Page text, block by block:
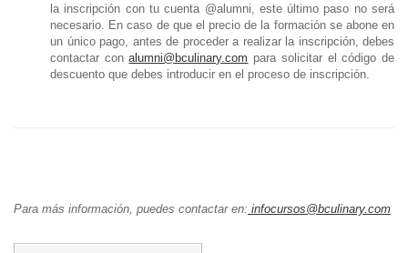
la inscripción con tu cuenta @alumni, este último paso no será
necesario. En caso de que el precio de la formación se abone en
un único pago, antes de proceder a realizar la inscripción, debes
contactar conalumni@bculinary.com para solicitar el código de
descuento que debes introducir en el proceso de inscripción.
Para más información, puedes contactar en: infocursos@bculinary.com